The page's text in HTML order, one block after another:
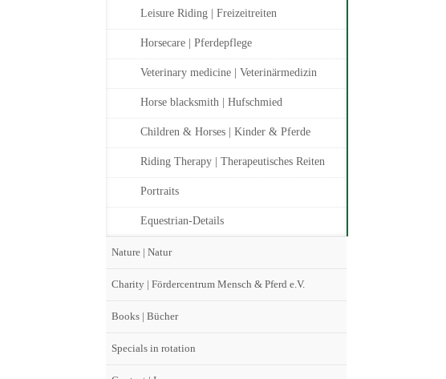
Leisure Riding | Freizeitreiten
Horsecare | Pferdepflege
Veterinary medicine | Veterinärmedizin
Horse blacksmith | Hufschmied
Children & Horses | Kinder & Pferde
Riding Therapy | Therapeutisches Reiten
Portraits
Equestrian-Details
Nature | Natur
Charity | Fördercentrum Mensch & Pferd e.V.
Books | Bücher
Specials in rotation